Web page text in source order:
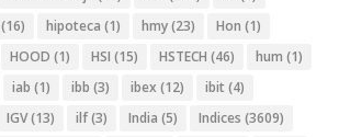
(16) hipoteca (1) hmy(23) Hon (1)
HOOD (1) HSI (15) HSTECH (46) hum (1)
iab (1) ibb (3) ibex (12) ibit (4)
IGV(13) ilf(3) India (5) Indices (3609)